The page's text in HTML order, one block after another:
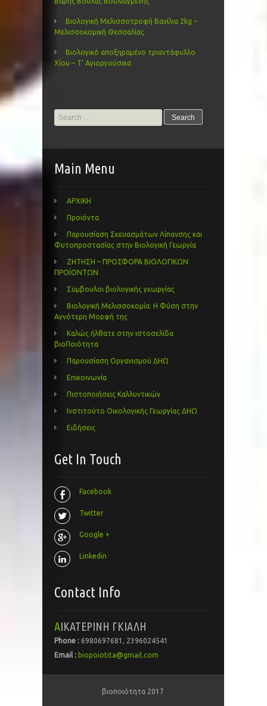
Βιολογική Μελισσοτροφή Βανίλια 2kg –
Μελισσοκομική Θεσσαλίας
Βιολογικό αποξηραμένο τριαντάφυλλο
Χίου – Τ’ Αγιοργούσικα
Search
for:
Main Menu
ΑΡΧΙΚΗ
Προϊόντα
Παρουσίαση Σκευασμάτων Λίπανσης και
Φυτοπροστασίας στην Βιολογική Γεωργία
ΖΗΤΗΣΗ – ΠΡΟΣΦΟΡΑ ΒΙΟΛΟΓΙΚΩΝ
ΠΡΟΪΟΝΤΩΝ
Σύμβουλοι βιολογικής γεωργίας
Βιολογική Μελισσοκομία: Η Φύση στην
Αγνότερη Μορφή της
Καλώς ήλθατε στην ιστοσελίδα
βιοΠοιότητα
Παρουσίαση Οργανισμού ΔΗΩ
Επικοινωνία
Πιστοποιήσεις Καλλυντικών
Ινστιτούτο Οικολογικής Γεωργίας ΔΗΩ
Ειδήσεις
Get In Touch
Facebook
Twitter
Google +
Linkedin
Contact Info
ΑΙΚΑΤΕΡΙΝΗ ΓΚΙΑΛΗ
Phone : 6980697681, 2396024541
Email : biopoiotita@gmail.com
βιοποιότητα 2017